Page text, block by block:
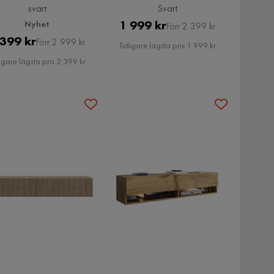
svart
Nyhet
Pris
krOriginal
Pris
Förr 2 999 kr
lägsta pris 2 399 kr
Svart
Pris
1 999 krOriginal
Pris
Förr 2 399 kr
Tidigare lägsta pris 1 999 kr